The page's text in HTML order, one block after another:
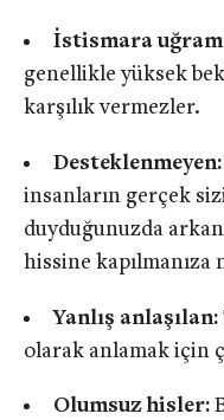
İstismara
genellikle yüksek
karşılık vermezler.
Desteklenmeyen:
insanların gerçek
duyduğunuzda
hissine kapılmanıza
Yanlış anlaşılan:
olarak anlamak için
Olumsuz hisler: